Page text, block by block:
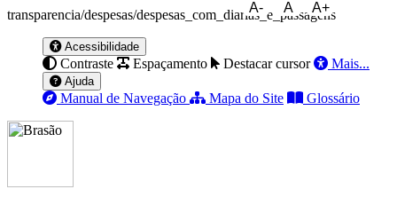
transparencia/despesas/despesas_com_diarias_e_passagens
A- A A+
Acessibilidade
Contraste Espaçamento Destacar cursor Mais...
Ajuda
Manual de Navegação Mapa do Site Glossário